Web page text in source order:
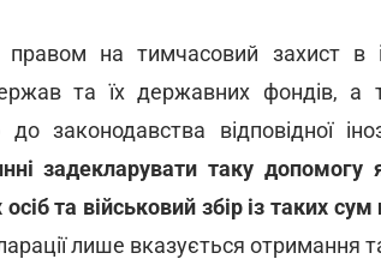
правом на тимчасовий захист в
та їх державних фондів, а
до законодавства відповідної
задекларувати таку допомогу
та військовий збір із таких
лише вказується отримання